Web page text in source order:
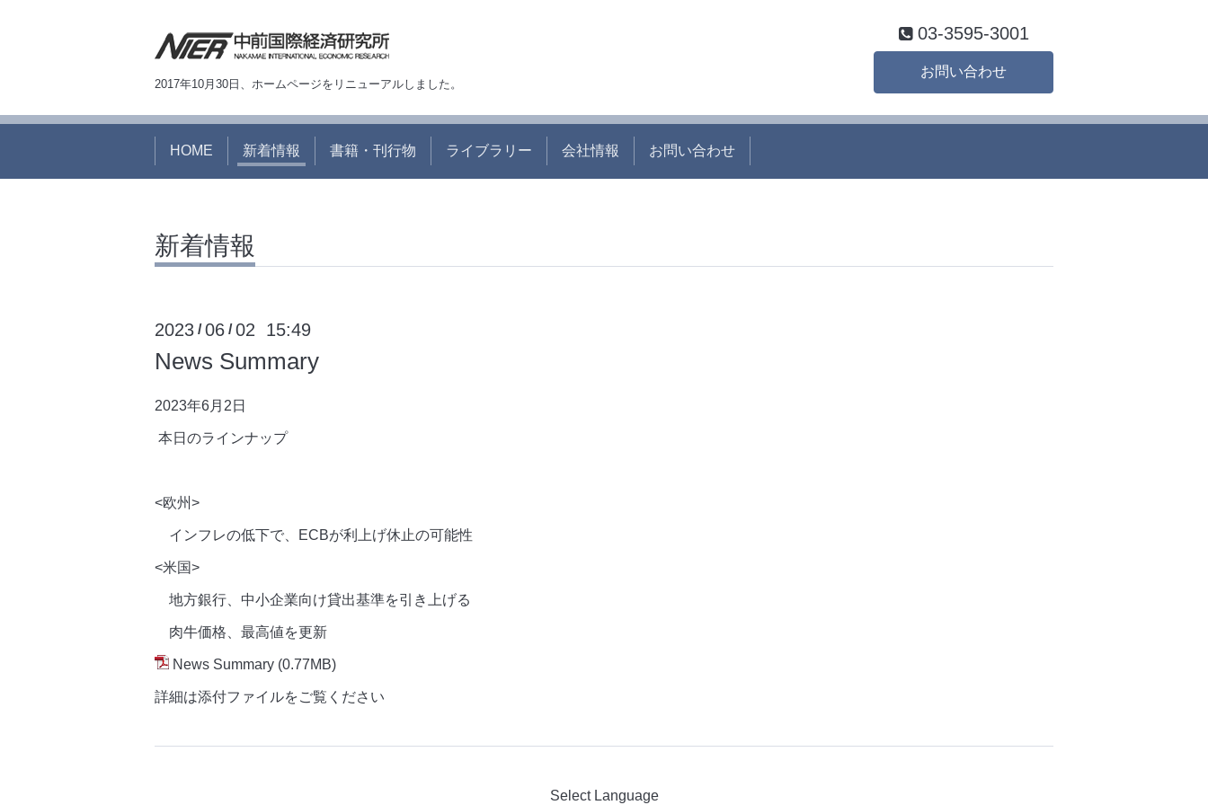
2017年10月30日、ホームページをリニューアルしました。
03-3595-3001
お問い合わせ
HOME 新着情報 書籍・刊行物 ライブラリー 会社情報 お問い合わせ
新着情報
2023 /06 /02 15:49
News Summary
2023年6月2 日
本日のラインナップ
<欧州>
インフレの低下で、ECBが利上げ休止の可能性
<米国>
地方銀行、中小企業向け貸出基準を引き上げる
肉牛価格、最高値を更新
News Summary (0.77MB)
詳細は添付ファイルをご覧ください
Select Language